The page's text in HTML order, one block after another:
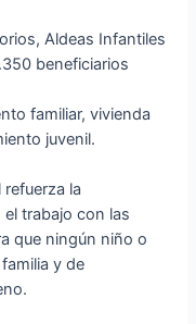
Aldeas Infantiles
beneficiarios
familiar, vivienda
juvenil.
la
trabajo con las
que ningún niño o
y de